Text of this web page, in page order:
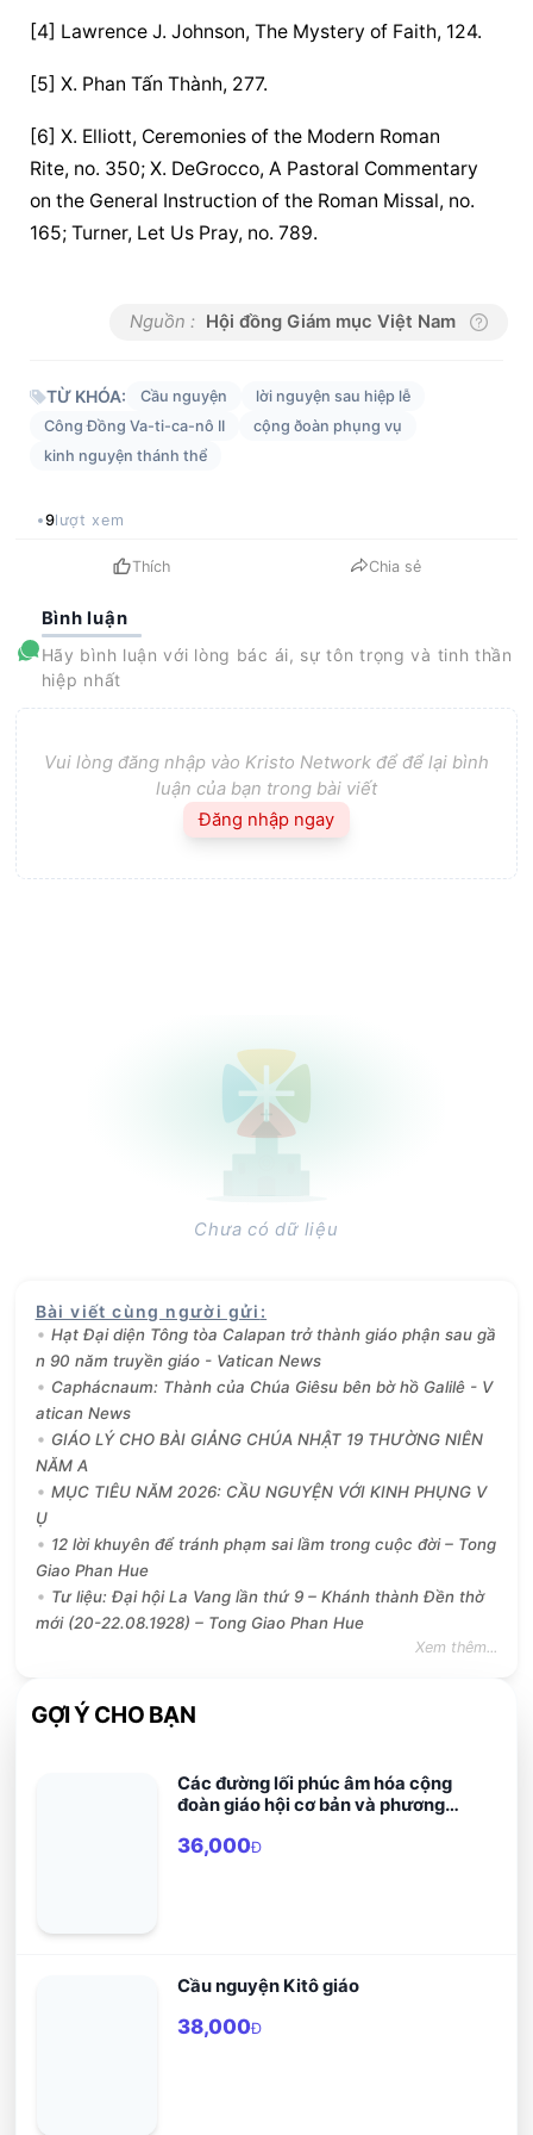
[4] Lawrence J. Johnson, The Mystery of Faith, 124.
[5] X. Phan Tấn Thành, 277.
[6] X. Elliott, Ceremonies of the Modern Roman
Rite, no. 350; X. DeGrocco, A Pastoral Commentary
on the General Instruction of the Roman Missal, no.
165; Turner, Let Us Pray, no. 789.
Nguồn : Hội đồng Giám mục Việt Nam
TỪ KHÓA: Cầu nguyện
lời nguyện sau hiệp lễ
Công Đồng Va-ti-ca-nô II
cộng ðoàn phụng vụ
kinh nguyện thánh thể
9lượt xem
Thích Chia sẻ
Bình luận
Hãy bình luận với lòng bác ái, sự tôn trọng và tinh thần
hiệp nhất
Vui lòng đăng nhập vào Kristo Network để để lại bình
luận của bạn trong bài viết
Đăng nhập ngay
Chưa có dữ liệu
Bài viết cùng người gửi :
Hạt Đại diện Tông tòa Calapan trở thành giáo phận sau gầ
n 90 năm truyền giáo - Vatican News
Caphácnaum: Thành của Chúa Giêsu bên bờ hồ Galilê - V
atican News
GIÁO LÝ CHO BÀI GIẢNG CHÚA NHẬT 19 THƯỜNG NIÊN
NĂM A
MỤC TIÊU NĂM 2026: CẦU NGUYỆN VỚI KINH PHỤNG V
Ụ
12 lời khuyên để tránh phạm sai lầm trong cuộc đời – Tong
Giao Phan Hue
Tư liệu: Đại hội La Vang lần thứ 9 – Khánh thành Đền thờ
mới (20-22.08.1928) – Tong Giao Phan Hue
Xem thêm...
GỢI Ý CHO BẠN
Các đường lối phúc âm hóa cộng
đoàn giáo hội cơ bản và phương
36,000Đ
Cầu nguyện Kitô giáo
38,000Đ